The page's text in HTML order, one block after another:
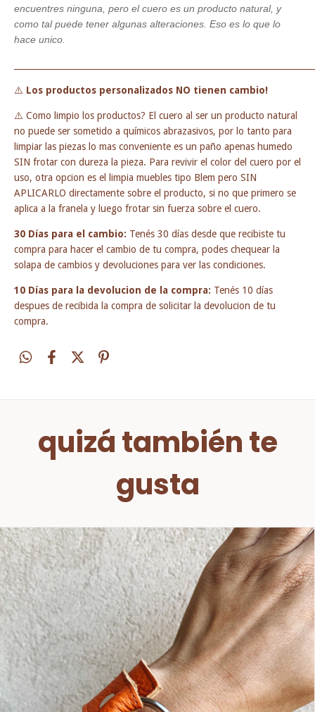
encuentres ninguna, pero el cuero es un producto natural, y
como tal puede tener algunas alteraciones. Eso es lo que lo
hace unico.
⚠️ Los productos personalizados NO tienen cambio!
⚠️ Como limpio los productos? El cuero al ser un producto natural
no puede ser sometido a químicos abrazasivos, por lo tanto para
limpiar las piezas lo mas conveniente es un paño apenas humedo
SIN frotar con dureza la pieza. Para revivir el color del cuero por el
uso, otra opcion es el limpia muebles tipo Blem pero SIN
APLICARLO directamente sobre el producto, si no que primero se
aplica a la franela y luego frotar sin fuerza sobre el cuero.
30 Días para el cambio: Tenés 30 días desde que recibiste tu
compra para hacer el cambio de tu compra, podes chequear la
solapa de cambios y devoluciones para ver las condiciones.
10 Días para la devolucion de la compra: Tenés 10 días
despues de recibida la compra de solicitar la devolucion de tu
compra.
quizá también te
gusta